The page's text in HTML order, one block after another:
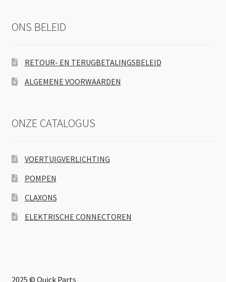
ONS BELEID
RETOUR- EN TERUGBETALINGSBELEID
ALGEMENE VOORWAARDEN
ONZE CATALOGUS
VOERTUIGVERLICHTING
POMPEN
CLAXONS
ELEKTRISCHE CONNECTOREN
2025 © Quick Parts